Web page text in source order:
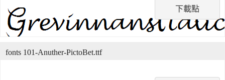
下載點
fonts 101-Anuther-PictoBet.ttf